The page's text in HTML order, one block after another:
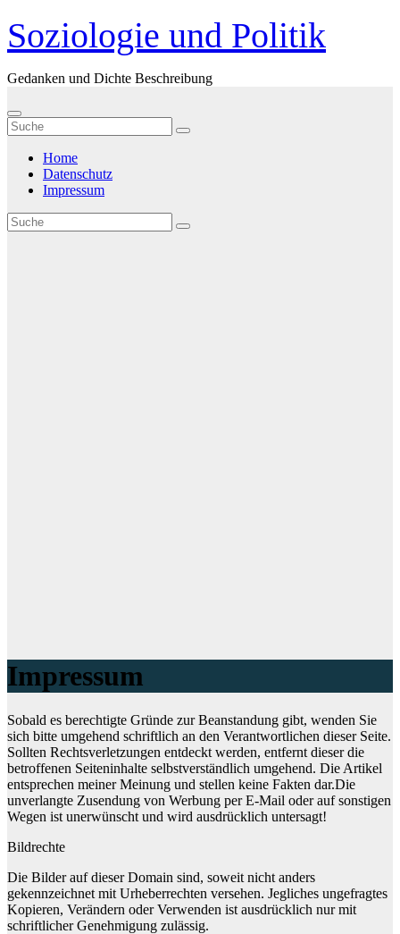
Zum
Inhalt
springen
Soziologie und Politik
Gedanken und Dichte Beschreibung
Home
Datenschutz
Impressum
Impressum
Sobald es berechtigte Gründe zur Beanstandung gibt, wenden Sie
sich bitte umgehend schriftlich an den Verantwortlichen dieser Seite.
Sollten Rechtsverletzungen entdeckt werden, entfernt dieser die
betroffenen Seiteninhalte selbstverständlich umgehend. Die Artikel
entsprechen meiner Meinung und stellen keine Fakten dar.Die
unverlangte Zusendung von Werbung per E-Mail oder auf sonstigen
Wegen ist unerwünscht und wird ausdrücklich untersagt!
Bildrechte
Die Bilder auf dieser Domain sind, soweit nicht anders
gekennzeichnet mit Urheberrechten versehen. Jegliches ungefragtes
Kopieren, Verändern oder Verwenden ist ausdrücklich nur mit
schriftlicher Genehmigung zulässig.